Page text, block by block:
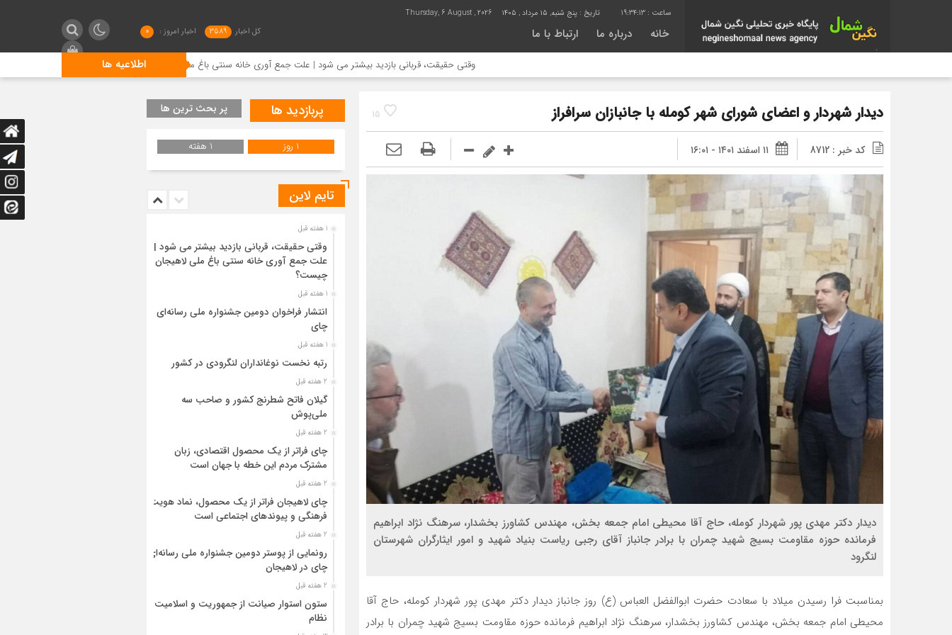
19:34:15 تاریخ : پنج شنبه, ۱۵ مرداد , ۱۴۰۵ Thursday, 6 August , 2026
خانه درباره ما ارتباط با ما کل اخبار 3589 اخبار امروز : 0
اطلاعیه ها وقتی حقیقت، قربانی بازدید بیشتر می شود | علت جمع آوری خانه سنتی باغ ملی لاهیجان چیست؟ انتشار فراخوان دومین جشنواره ملی
15 دیدار شهردار و اعضای شورای شهر کومله با جانبازان سرافراز
کد خبر : 8712 ۱۱ اسفند ۱۴۰۱ - ۱۶:۰۱
دیدار دکتر مهدی پور شهردار کومله، حاج آقا محیطی امام جمعه بخش، مهندس کشاورز بخشدار، سرهنگ نژاد ابراهیم
فرمانده حوزه مقاومت بسیج شهید چمران با برادر جانباز آقای رجبی ریاست بنیاد شهید و امور ایثارگران شهرستان
لنگرود
بمناسبت فرا رسیدن میلاد با سعادت حضرت ابوالفضل العباس (ع) روز جانباز دیدار دکتر مهدی پور شهردار کومله، حاج آقا
محیطی امام جمعه بخش، مهندس کشاورز بخشدار، سرهنگ نژاد ابراهیم فرمانده حوزه مقاومت بسیج شهید چمران با برادر
پربازدید ها پر بحث ترین ها
1 روز 1 هفته
تایم لاین
1 هفته قبل
وقتی حقیقت، قربانی بازدید بیشتر می شود |
علت جمع آوری خانه سنتی باغ ملی لاهیجان
چیست؟
1 هفته قبل
انتشار فراخوان دومین جشنواره ملی رسانه‌ای
چای
1 هفته قبل
رتبه نخست نوغانداران لنگرودی در کشور
2 هفته قبل
گیلان فاتح شطرنج کشور و صاحب سه
ملی‌پوش
2 هفته قبل
چای فراتر از یک محصول اقتصادی، زبان
مشترک مردم این خطه با جهان است
2 هفته قبل
چای لاهیجان فراتر از یک محصول، نماد هویت
فرهنگی و پیوندهای اجتماعی است
2 هفته قبل
رونمایی از پوستر دومین جشنواره ملی رسانه‌ای
چای در لاهیجان
2 هفته قبل
ستون استوار صیانت از جمهوریت و اسلامیت
نظام